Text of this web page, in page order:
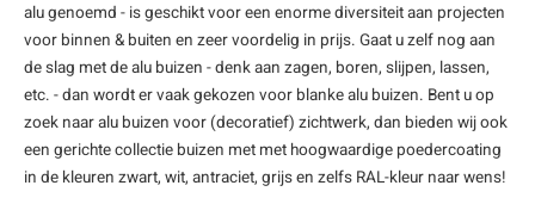
koker - RAL kleur
alu kokerprofielen
buis - RAL kleur
alu buisprofielen
hoekprofiel - RAL kleur
alu hoeklijnen
L-profiel - RAL kleur
alu L-lijnen
U-profiel - RAL kleur
alu U-strips
strip - RAL kleur
alu platstaf profielen
alu genoemd - is geschikt voor een enorme diversiteit aan projecten
voor binnen & buiten en zeer voordelig in prijs. Gaat u zelf nog aan
de slag met de alu buizen - denk aan zagen, boren, slijpen, lassen,
etc. - dan wordt er vaak gekozen voor blanke alu buizen. Bent u op
zoek naar alu buizen voor (decoratief) zichtwerk, dan bieden wij ook
een gerichte collectie buizen met met hoogwaardige poedercoating
in de kleuren zwart, wit, antraciet, grijs en zelfs RAL-kleur naar wens!